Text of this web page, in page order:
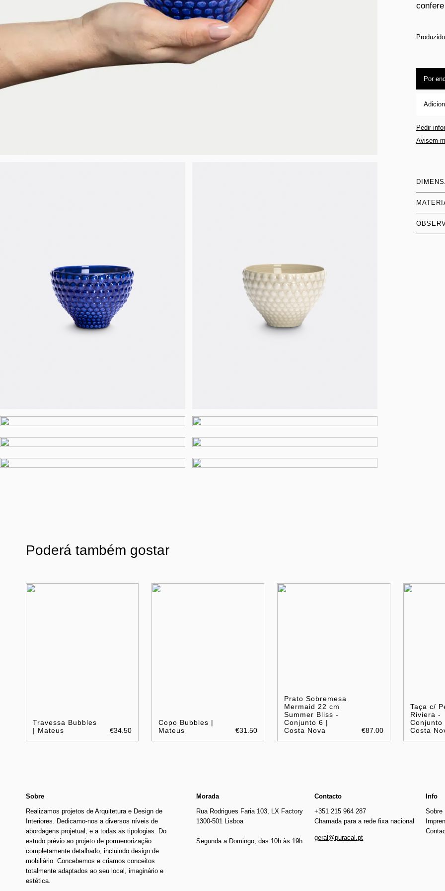
Por
Pedir
Avisem-
Poderá também gostar
Travessa Bubbles
| Mateus
€34.50
Copo Bubbles |
Mateus
€31.50
Prato Sobremesa
Mermaid 22 cm
Summer Bliss -
Conjunto 6 |
Costa Nova
€87.00
Taça c/
Riviera -
Conjunto
Costa
Sobre
Realizamos projetos de Arquitetura e Design de
Interiores. Dedicamo-nos a diversos níveis de
abordagens projetual, e a todas as tipologias. Do
estudo prévio ao projeto de pormenorização
completamente detalhado, incluindo design de
mobiliário. Concebemos e criamos conceitos
totalmente adaptados ao seu local, imaginário e
estética.
Morada
Rua Rodrigues Faria 103, LX Factory
1300-501 Lisboa
Segunda a Domingo, das 10h às 19h
Contacto
+351 215 964 287
Chamada para a rede fixa nacional
geral@puracal.pt
Info
Sobre